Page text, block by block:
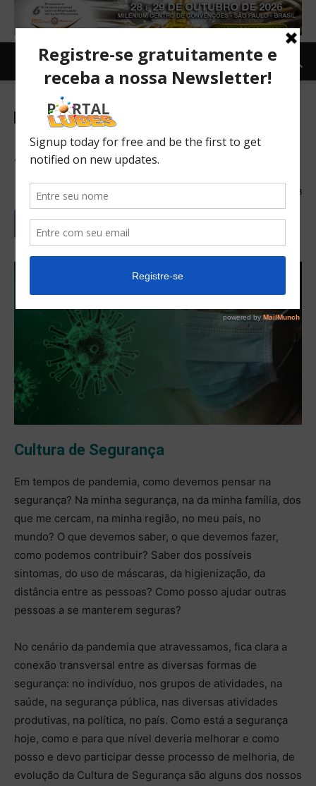
Revista Lubes em Foco SMS
Cultura de Segurança em
Tempo de Pandemia
28/07/2020 988
Cultura de Segurança
Em tempos de pandemia, como devemos pensar na
segurança? Na minha segurança, na da minha família, dos
que me cercam, na minha região, no meu país, no
mundo? O que devemos saber, o que devemos fazer,
como podemos contribuir? Saber dos possíveis
sintomas, do uso de máscaras, da higienização, da
distância entre as pessoas? Como posso ajudar outras
pessoas a se manterem seguras?
No cenário da pandemia que atravessamos, fica clara a
conexão transversal entre as diversas formas de
segurança: no indivíduo, nos grupos de atividades, na
saúde, na segurança pública, nas diversas atividades
produtivas, na política, no país. Como está a segurança
hoje, como e para que nível deveria melhorar e como
posso e devo participar desse processo de melhoria, de
evolução da Cultura de Segurança são alguns dos nossos